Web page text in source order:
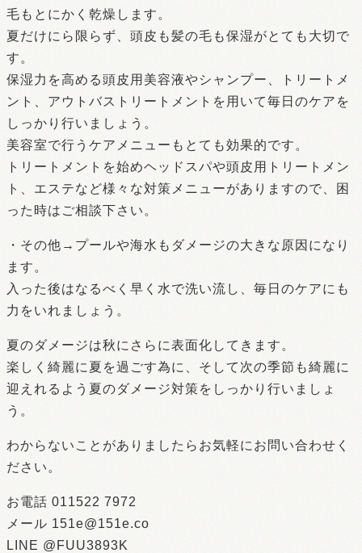
毛もとにかく乾燥します。
夏だけにら限らず、頭皮も髪の毛も保湿がとても大切で
す。
保湿力を高める頭皮用美容液やシャンプー、トリートメ
ント、アウトバストリートメントを用いて毎日のケアを
しっかり行いましょう。
美容室で行うケアメニューもとても効果的です。
トリートメントを始めヘッドスパや頭皮用トリートメン
ト、エステなど様々な対策メニューがありますので、困
った時はご相談下さい。
・その他→プールや海水もダメージの大きな原因になり
ます。
入った後はなるべく早く水で洗い流し、毎日のケアにも
力をいれましょう。
夏のダメージは秋にさらに表面化してきます。
楽しく綺麗に夏を過ごす為に、そして次の季節も綺麗に
迎えれるよう夏のダメージ対策をしっかり行いましょ
う。
わからないことがありましたらお気軽にお問い合わせく
ださい。
お電話 011522 7972
メール 151e@151e.co
LINE @FUU3893K